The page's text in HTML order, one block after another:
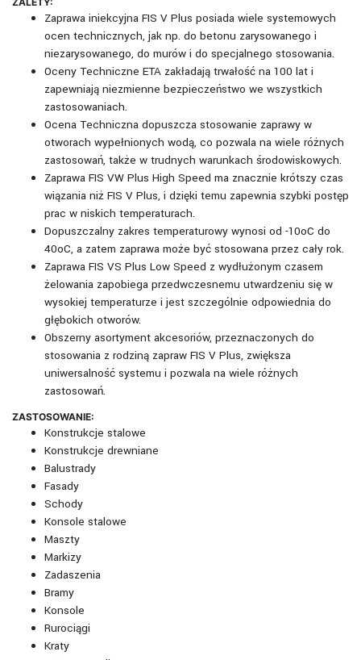
Zaprawa iniekcyjna FIS V Plus posiada wiele systemowych
ocen technicznych, jak np. do betonu zarysowanego i
niezarysowanego, do murów i do specjalnego stosowania.
Oceny Techniczne ETA zakładają trwałość na 100 lat i
zapewniają niezmienne bezpieczeństwo we wszystkich
zastosowaniach.
Ocena Techniczna dopuszcza stosowanie zaprawy w
otworach wypełnionych wodą, co pozwala na wiele różnych
zastosowań, także w trudnych warunkach środowiskowych.
Zaprawa FIS VW Plus High Speed ma znacznie krótszy czas
wiązania niż FIS V Plus, i dzięki temu zapewnia szybki postęp
prac w niskich temperaturach.
Dopuszczalny zakres temperaturowy wynosi od -10oC do
40oC, a zatem zaprawa może być stosowana przez cały rok.
Zaprawa FIS VS Plus Low Speed z wydłużonym czasem
żelowania zapobiega przedwczesnemu utwardzeniu się w
wysokiej temperaturze i jest szczególnie odpowiednia do
głębokich otworów.
Obszerny asortyment akcesoriów, przeznaczonych do
stosowania z rodziną zapraw FIS V Plus, zwiększa
uniwersalność systemu i pozwala na wiele różnych
zastosowań.
ZASTOSOWANIE:
Konstrukcje stalowe
Konstrukcje drewniane
Balustrady
Fasady
Schody
Konsole stalowe
Maszty
Markizy
Zadaszenia
Bramy
Konsole
Rurociągi
Kraty